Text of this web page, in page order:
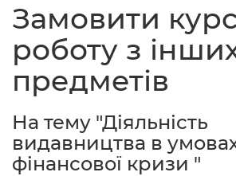
Замовити
роботу з
предметів
На тему "Діяльність
видавництва в
фінансової кризи "
Гарантії
Відгуки
Контакти